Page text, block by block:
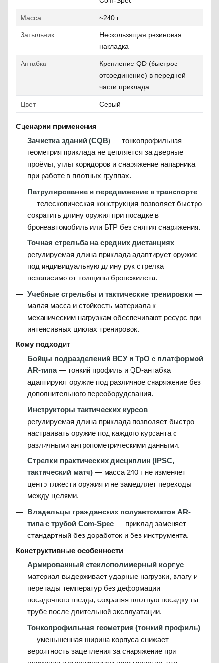
Масса ~240 г
Затыльник
Нескользящая резиновая
накладка
Антабка
Крепление QD (быстрое
отсоединение) в передней
части приклада
Цвет Серый
Сценарии применения
Зачистка зданий (CQB) — тонкопрофильная
геометрия приклада не цепляется за дверные
проёмы, углы коридоров и снаряжение напарника
при работе в плотных группах.
Патрулирование и передвижение в транспорте
— телескопическая конструкция позволяет быстро
сократить длину оружия при посадке в
бронеавтомобиль или БТР без снятия снаряжения.
Точная стрельба на средних дистанциях —
регулируемая длина приклада адаптирует оружие
под индивидуальную длину рук стрелка
независимо от толщины бронежилета.
Учебные стрельбы и тактические тренировки —
малая масса и стойкость материала к
механическим нагрузкам обеспечивают ресурс при
интенсивных циклах тренировок.
Кому подходит
Бойцы подразделений ВСУ и ТрО с платформой
AR-типа— тонкий профиль и QD-антабка
адаптируют оружие под различное снаряжение без
дополнительного переоборудования.
Инструкторы тактических курсов —
регулируемая длина приклада позволяет быстро
настраивать оружие под каждого курсанта с
различными антропометрическими данными.
Стрелки практических дисциплин (IPSC,
тактический матч) — масса 240 г не изменяет
центр тяжести оружия и не замедляет переходы
между целями.
Владельцы гражданских полуавтоматов AR-
типа с трубой Com-Spec — приклад заменяет
стандартный без доработок и без инструмента.
Конструктивные особенности
Армированный стеклополимерный корпус —
материал выдерживает ударные нагрузки, влагу и
перепады температур без деформации
посадочного гнезда, сохраняя плотную посадку на
трубе после длительной эксплуатации.
Тонкопрофильная геометрия (тонкий профиль)
— уменьшенная ширина корпуса снижает
вероятность зацепления за снаряжение при